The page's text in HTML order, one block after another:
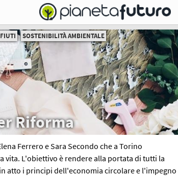
SOSTENIBILITÀ AMBIENTALE
Riforma
Ferrero e Sara Secondo che a Torino
vita. L'obiettivo è rendere alla portata di tutti la
atto i principi dell'economia circolare e l'impegno